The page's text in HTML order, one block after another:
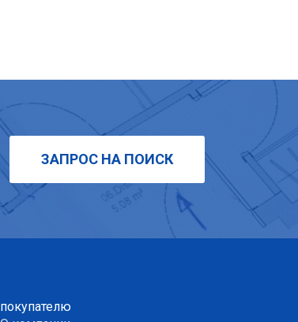
ЗАПРОС НА ПОИСК
покупателю